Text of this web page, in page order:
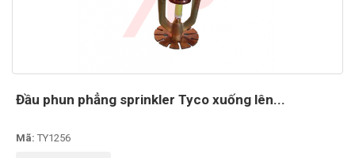
Đầu phun phẳng sprinkler Tyco xuống lên...
Mã: TY1256